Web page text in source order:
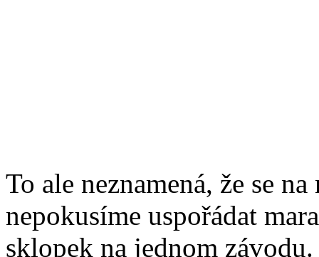
To ale neznamená, že se
nepokusíme uspořádat
sklopek na jednom